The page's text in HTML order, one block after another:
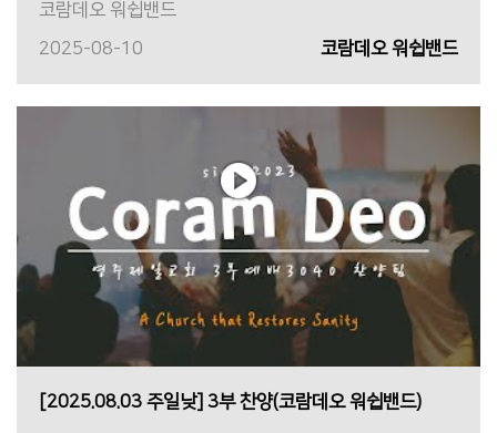
코람데오 워쉽밴드
2025-08-10
코람데오 워쉽밴드
[2025.08.03 주일낮] 3부 찬양(코람데오 워쉽밴드)